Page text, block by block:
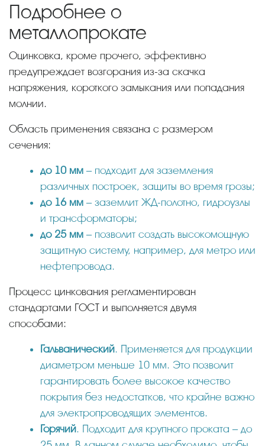
Подробнее о
металлопрокате
Оцинковка, кроме прочего, эффективно
предупреждает возгорания из-за скачка
напряжения, короткого замыкания или попадания
молнии.
Область применения связана с размером
сечения:
до 10 мм – подходит для заземления
различных построек, защиты во время грозы;
до 16 мм – заземлит ЖД-полотно, гидроузлы
и трансформаторы;
до 25 мм – позволит создать высокомощную
защитную систему, например, для метро или
нефтепровода.
Процесс цинкования регламентирован
стандартами ГОСТ и выполняется двумя
способами:
Гальванический. Применяется для продукции
диаметром меньше 10 мм. Это позволит
гарантировать более высокое качество
покрытия без недостатков, что крайне важно
для электропроводящих элементов.
Горячий. Подходит для крупного проката – до